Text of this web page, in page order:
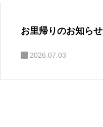
お里帰りのお知らせ
2026.07.03